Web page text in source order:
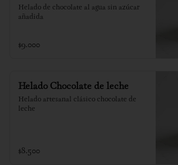
Helado de chocolate al agua sin azúcar
añadida
$9.000
Helado Chocolate de leche
Helado artesanal clásico chocolate de
leche
$8.500